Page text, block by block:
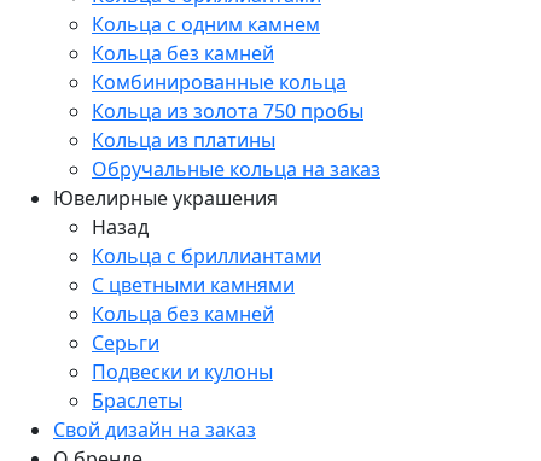
Кольца с одним камнем
Кольца без камней
Комбинированные кольца
Кольца из золота 750 пробы
Кольца из платины
Обручальные кольца на заказ
Ювелирные украшения
Назад
Кольца с бриллиантами
С цветными камнями
Кольца без камней
Серьги
Подвески и кулоны
Браслеты
Свой дизайн на заказ